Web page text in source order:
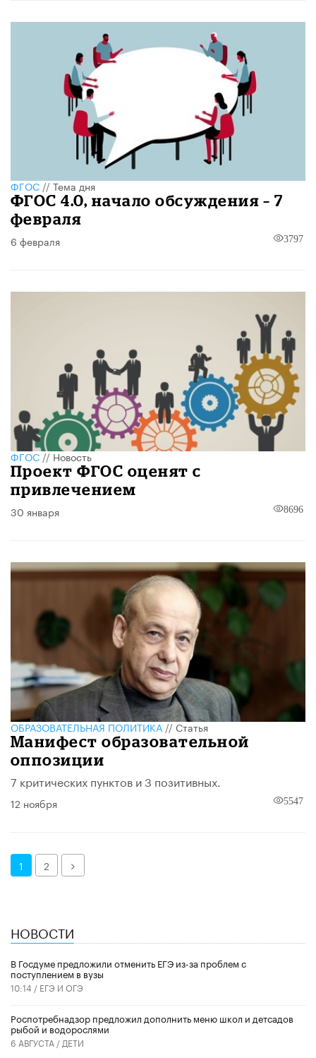
ФГОС//Тема дня
ФГОС 4.0, начало обсуждения – 7
февраля
6 февраля 3797
ФГОС//Новость
Проект ФГОС оценят с
привлечением
30 января 8696
ОБРАЗОВАТЕЛЬНАЯ ПОЛИТИКА//Статья
Манифест образовательной
оппозиции
7 критических пунктов и 3 позитивных.
12 ноября 5547
1 2 Далее
НОВОСТИ
В Госдуме предложили отменить ЕГЭ из-за проблем с
поступлением в вузы
10:14 / ЕГЭ И ОГЭ
Роспотребнадзор предложил дополнить меню школ и детсадов
рыбой и водорослями
6 АВГУСТА / ДЕТИ